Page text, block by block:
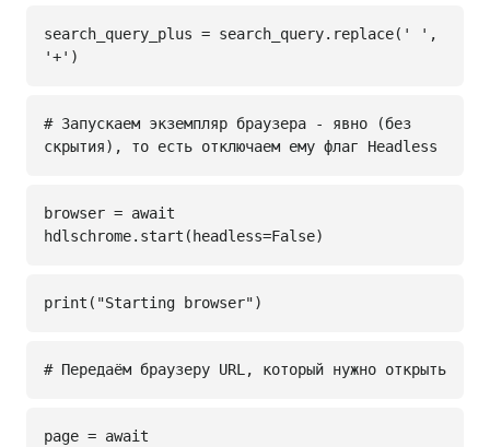
search_query_plus = search_query.replace(' ',
'+')
# Запускаем экземпляр браузера - явно (без
скрытия), то есть отключаем ему флаг Headless
browser = await
hdlschrome.start(headless=False)
print("Starting browser")
# Передаём браузеру URL, который нужно открыть
page = await